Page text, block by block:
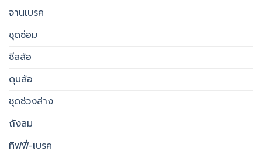
จานเบรค
ชุดซ่อม
ซีลล้อ
ดุมล้อ
ชุดช่วงล่าง
ถังลม
ทิฟฟี่-เบรค